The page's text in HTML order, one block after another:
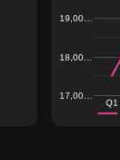
Q1
17,00…
18,00…
19,00…